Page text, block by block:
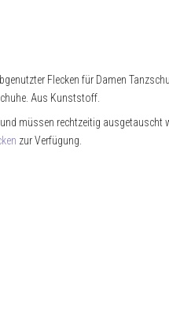
Flecken für Damen
Aus Kunststoff.
müssen rechtzeitig ausgetauscht
zur Verfügung.